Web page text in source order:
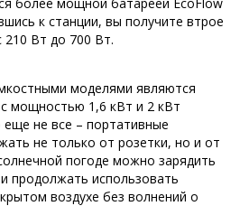
к станции, вы получите втрое
Вт до 700 Вт.
моделями являются
с мощностью 1,6 кВт и 2 кВт
не все – портативные
не только от розетки, но и от
погоде можно зарядить
и продолжать использовать
воздухе без волнений о